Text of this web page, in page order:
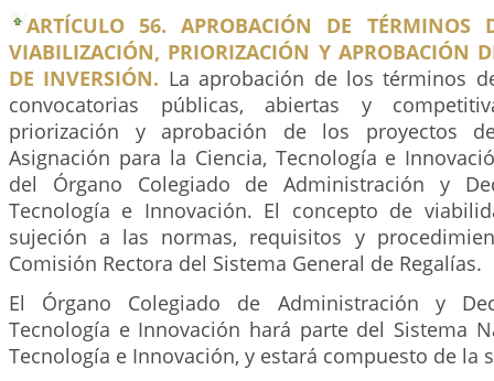
ARTÍCULO 56. APROBACIÓN DE TÉRMINOS
VIABILIZACIÓN, PRIORIZACIÓN Y APROBACIÓN
DE INVERSIÓN. La aprobación de los términos
convocatorias públicas, abiertas y
priorización y aprobación de los proyectos
Asignación para la Ciencia, Tecnología e
del Órgano Colegiado de Administración y
Tecnología e Innovación. El concepto de
sujeción a las normas, requisitos y
Comisión Rectora del Sistema General de Regalías.
El Órgano Colegiado de Administración y
Tecnología e Innovación hará parte del Sistema
Tecnología e Innovación, y estará compuesto de la